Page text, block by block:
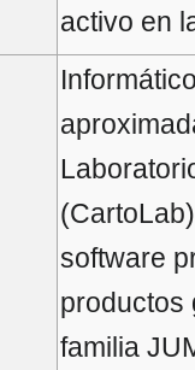
activo en
software
productos
familia